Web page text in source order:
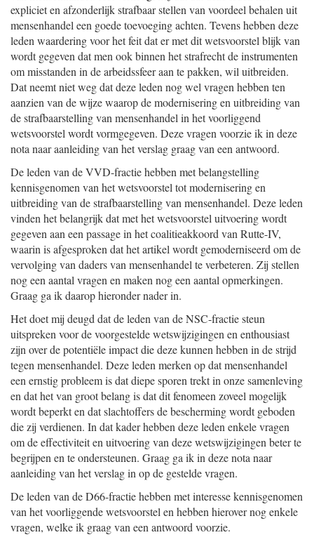
expliciet en afzonderlijk strafbaar stellen van voordeel behalen uit
mensenhandel een goede toevoeging achten. Tevens hebben deze
leden waardering voor het feit dat er met dit wetsvoorstel blijk van
wordt gegeven dat men ook binnen het strafrecht de instrumenten
om misstanden in de arbeidssfeer aan te pakken, wil uitbreiden.
Dat neemt niet weg dat deze leden nog wel vragen hebben ten
aanzien van de wijze waarop de modernisering en uitbreiding van
de strafbaarstelling van mensenhandel in het voorliggend
wetsvoorstel wordt vormgegeven. Deze vragen voorzie ik in deze
nota naar aanleiding van het verslag graag van een antwoord.
De leden van de VVD-fractie hebben met belangstelling
kennisgenomen van het wetsvoorstel tot modernisering en
uitbreiding van de strafbaarstelling van mensenhandel. Deze leden
vinden het belangrijk dat met het wetsvoorstel uitvoering wordt
gegeven aan een passage in het coalitieakkoord van Rutte-IV,
waarin is afgesproken dat het artikel wordt gemoderniseerd om de
vervolging van daders van mensenhandel te verbeteren. Zij stellen
nog een aantal vragen en maken nog een aantal opmerkingen.
Graag ga ik daarop hieronder nader in.
Het doet mij deugd dat de leden van de NSC-fractie steun
uitspreken voor de voorgestelde wetswijzigingen en enthousiast
zijn over de potentiële impact die deze kunnen hebben in de strijd
tegen mensenhandel. Deze leden merken op dat mensenhandel
een ernstig probleem is dat diepe sporen trekt in onze samenleving
en dat het van groot belang is dat dit fenomeen zoveel mogelijk
wordt beperkt en dat slachtoffers de bescherming wordt geboden
die zij verdienen. In dat kader hebben deze leden enkele vragen
om de effectiviteit en uitvoering van deze wetswijzigingen beter te
begrijpen en te ondersteunen. Graag ga ik in deze nota naar
aanleiding van het verslag in op de gestelde vragen.
De leden van de D66-fractie hebben met interesse kennisgenomen
van het voorliggende wetsvoorstel en hebben hierover nog enkele
vragen, welke ik graag van een antwoord voorzie.